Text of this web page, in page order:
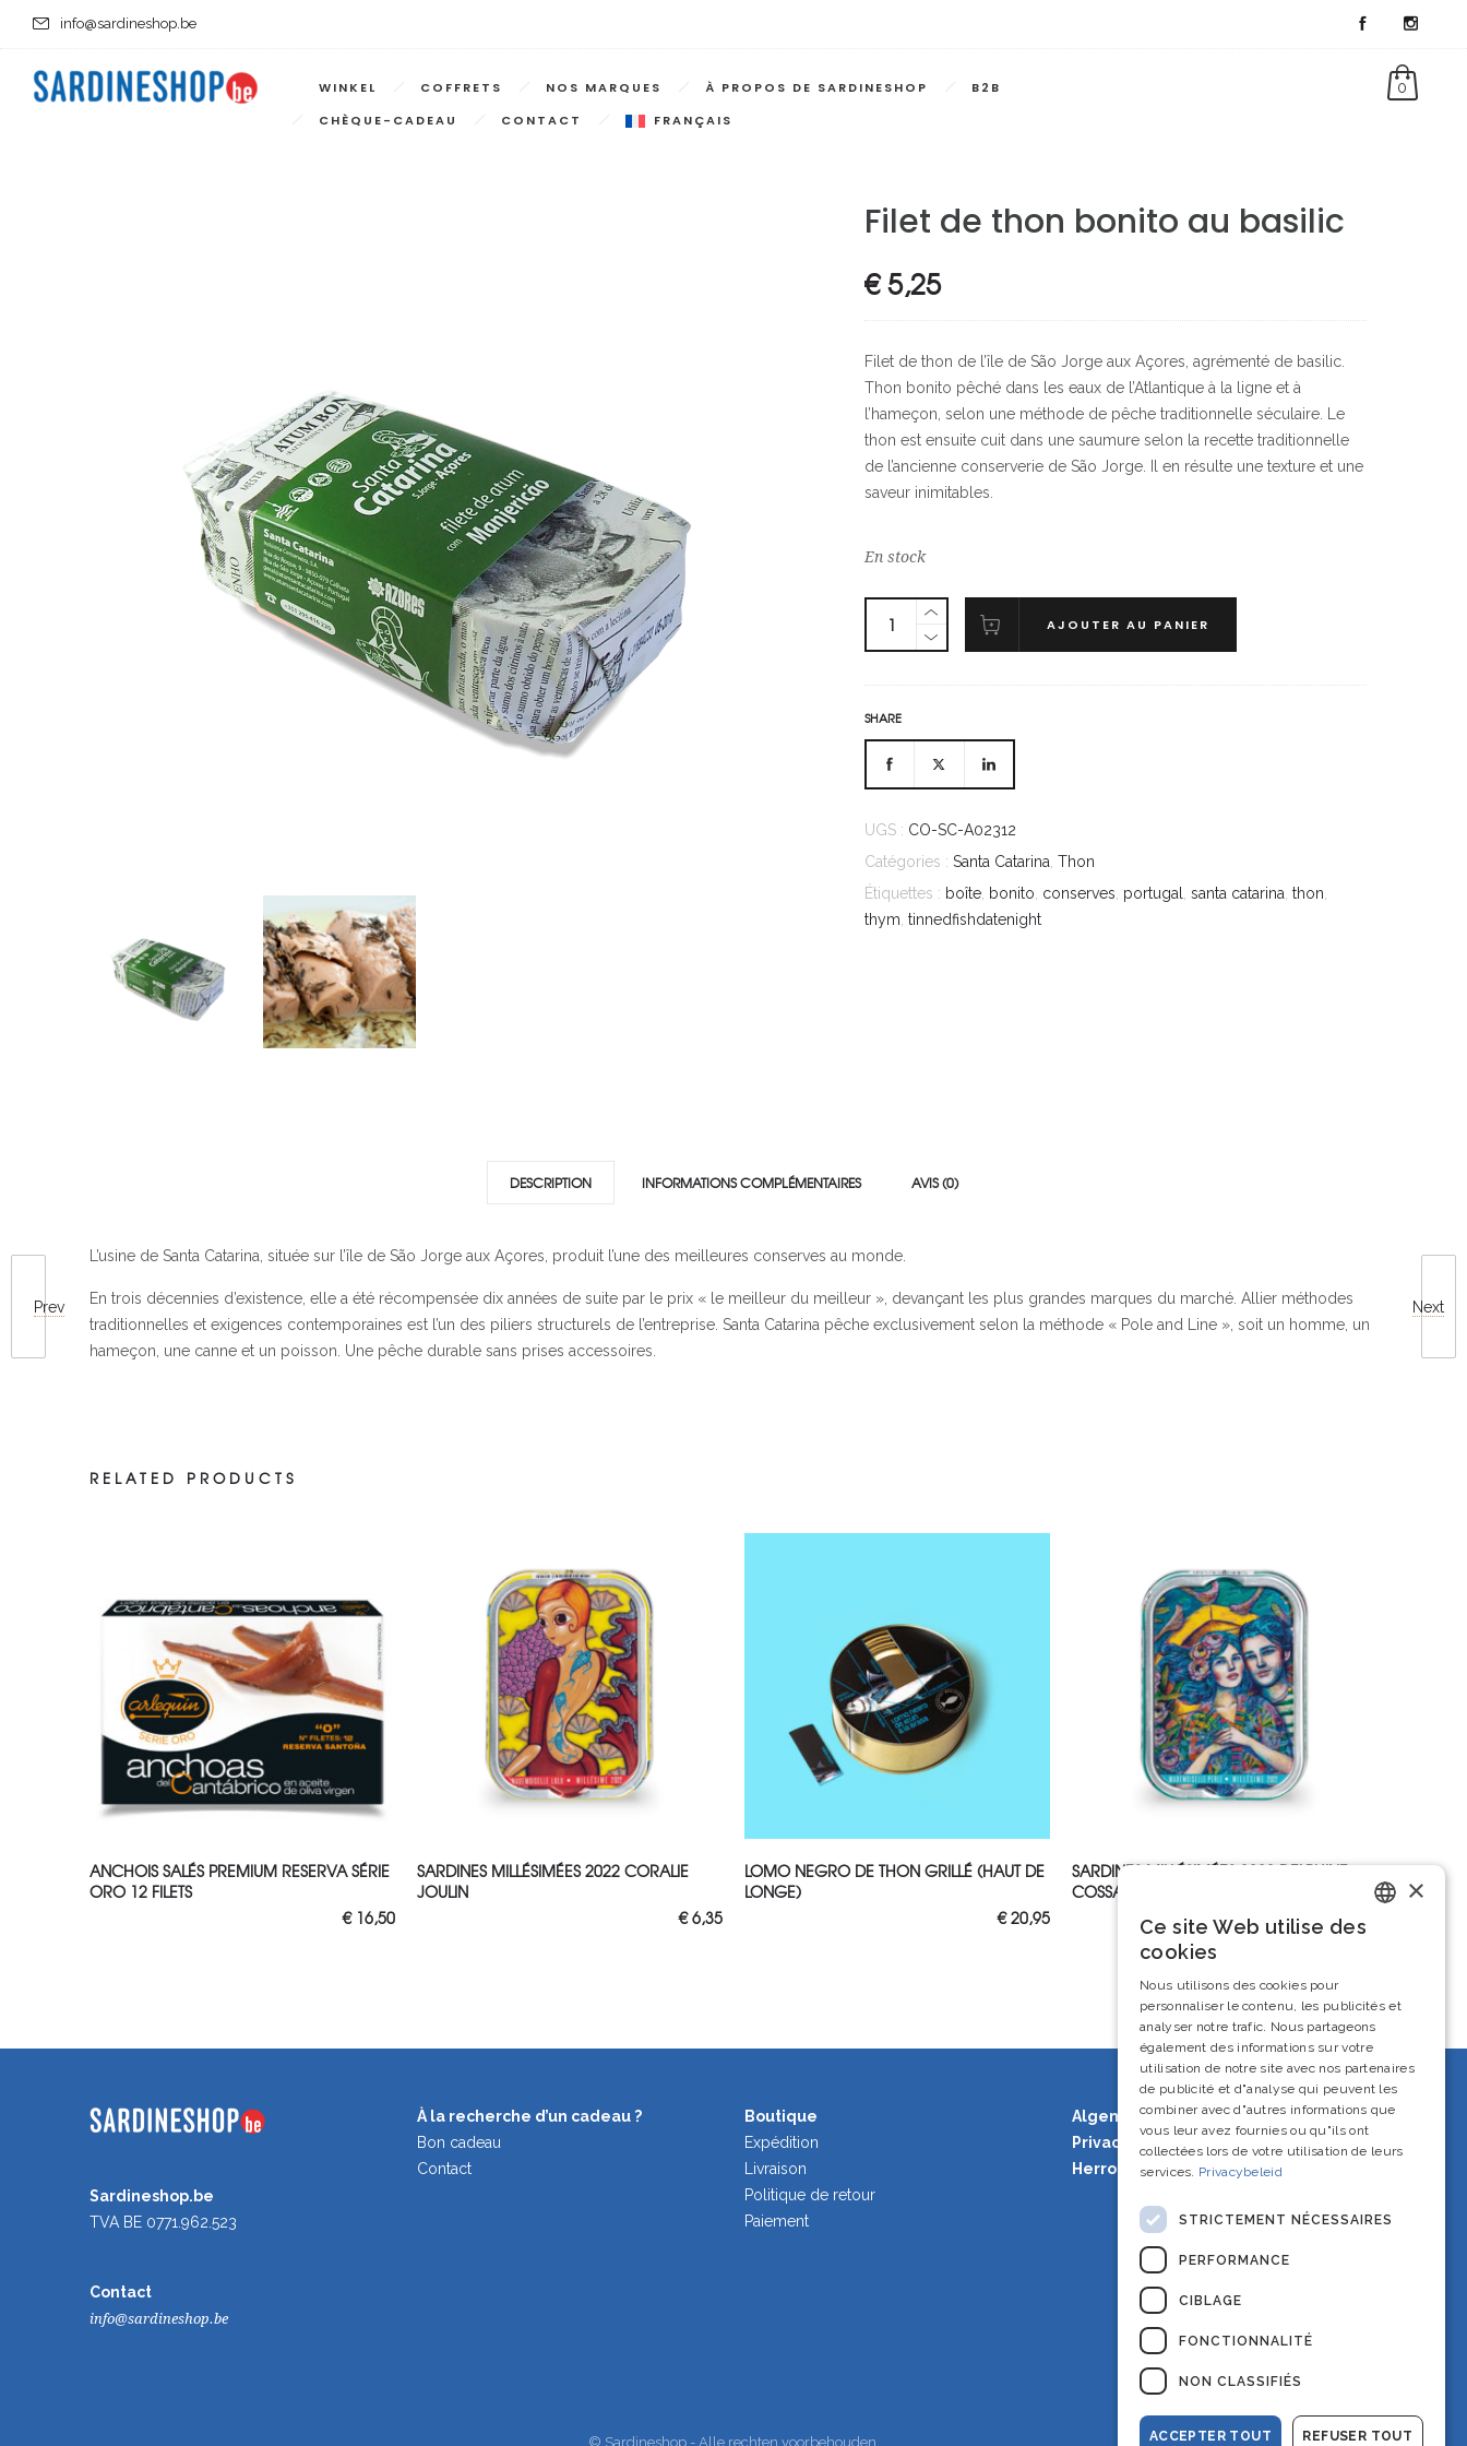
info@sardineshop.be
0
WINKEL COFFRETS NOS MARQUES À PROPOS DE SARDINESHOP
B2B
CHÈQUE-CADEAU
CONTACT FRANÇAIS
Prev Next
Filet de thon bonito au basilic
€5,25
Filet de thon de l’île de São Jorge aux Açores, agrémenté de basilic.
Thon bonito pêché dans les eaux de l’Atlantique à la ligne et à
l’hameçon, selon une méthode de pêche traditionnelle séculaire. Le
thon est ensuite cuit dans une saumure selon la recette traditionnelle
de l’ancienne conserverie de São Jorge. Il en résulte une texture et une
saveur inimitables.
En stock
AJOUTER AU PANIER
SHARE
UGS : CO-SC-A02312
Catégories : Santa Catarina Thon
Étiquettes : boîte, bonito conserves portugal santa catarina thon
thym tinnedfishdatenight
DESCRIPTION INFORMATIONS COMPLÉMENTAIRES AVIS (0)
L’usine de Santa Catarina, située sur l’île de São Jorge aux Açores, produit l’une des meilleures conserves au monde.
En trois décennies d’existence, elle a été récompensée dix années de suite par le prix « le meilleur du meilleur », devançant les plus grandes marques du marché. Allier méthodes
traditionnelles et exigences contemporaines est l’un des piliers structurels de l’entreprise. Santa Catarina pêche exclusivement selon la méthode « Pole and Line », soit un homme, un
hameçon, une canne et un poisson. Une pêche durable sans prises accessoires.
RELATED PRODUCTS
AJOUTER AU PANIER
ANCHOIS SALÉS PREMIUM RESERVA SÉRIE
ORO 12 FILETS
€16,50
AJOUTER AU PANIER
SARDINES MILLÉSIMÉES 2022 CORALIE
JOULIN
€6,35
Lire la suite
LOMO NEGRO DE THON GRILLÉ (HAUT DE
LONGE)
€20,95
AJOUTER AU PANIER
SARDINES MILLÉSIMÉES 2022 DELPHINE
COSSAIS
€
Sardineshop.be
TVA BE 0771.962.523
Contact
info@sardineshop.be
À la recherche d’un cadeau ?
Bon cadeau
Contact
Boutique
Expédition
Livraison
Politique de retour
Paiement
Algemene voorwaarden
Privacy Policy
Herroepingsrecht
© Sardineshop - Alle rechten voorbehouden.
×
Ce site Web utilise des
cookies
Nous utilisons des cookies pour
personnaliser le contenu, les publicités et
analyser notre trafic. Nous partageons
également des informations sur votre
utilisation de notre site avec nos partenaires
de publicité et d"analyse qui peuvent les
combiner avec d"autres informations que
vous leur avez fournies ou qu"ils ont
collectées lors de votre utilisation de leurs
services. Privacybeleid
STRICTEMENT NÉCESSAIRES
PERFORMANCE
CIBLAGE
FONCTIONNALITÉ
NON CLASSIFIÉS
ACCEPTER TOUT REFUSER TOUT